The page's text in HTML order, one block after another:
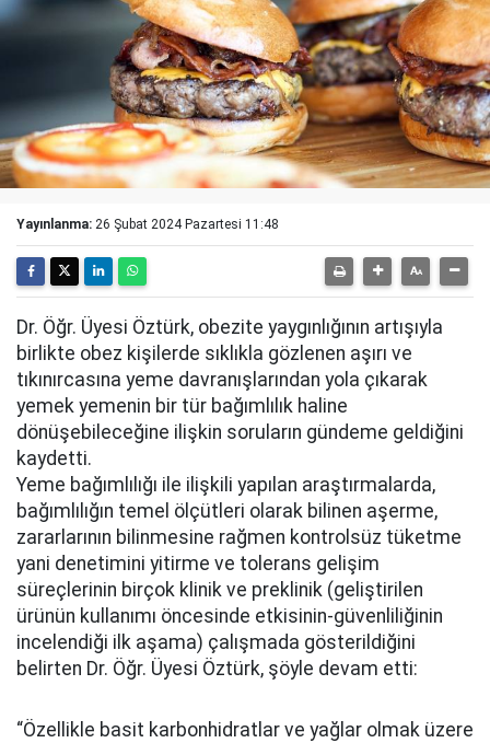
Yayınlanma: 26 Şubat 2024 Pazartesi 11:48
Dr. Öğr. Üyesi Öztürk, obezite yaygınlığının artışıyla
birlikte obez kişilerde sıklıkla gözlenen aşırı ve
tıkınırcasına yeme davranışlarından yola çıkarak
yemek yemenin bir tür bağımlılık haline
dönüşebileceğine ilişkin soruların gündeme geldiğini
kaydetti.
Yeme bağımlılığı ile ilişkili yapılan araştırmalarda,
bağımlılığın temel ölçütleri olarak bilinen aşerme,
zararlarının bilinmesine rağmen kontrolsüz tüketme
yani denetimini yitirme ve tolerans gelişim
süreçlerinin birçok klinik ve preklinik (geliştirilen
ürünün kullanımı öncesinde etkisinin-güvenliliğinin
incelendiği ilk aşama) çalışmada gösterildiğini
belirten Dr. Öğr. Üyesi Öztürk, şöyle devam etti:
“Özellikle basit karbonhidratlar ve yağlar olmak üzere